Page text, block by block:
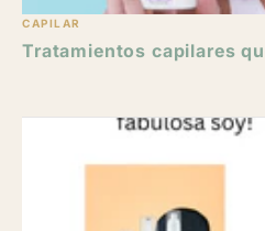
CAPILAR
Tratamientos capilares